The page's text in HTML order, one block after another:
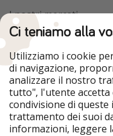
I nostri mercati
HolidayPirates
WakacyjniPiraci
Ferienpiraten
Urlaubspiraten
TravelPirates
Il nostro gruppo
HolidayPirates
Ci teniamo alla
Utilizziamo i cookie
di navigazione,
analizzare il nostro
tutto", l'utente accetta
condivisione di
trattamento dei suoi
informazioni, leggere